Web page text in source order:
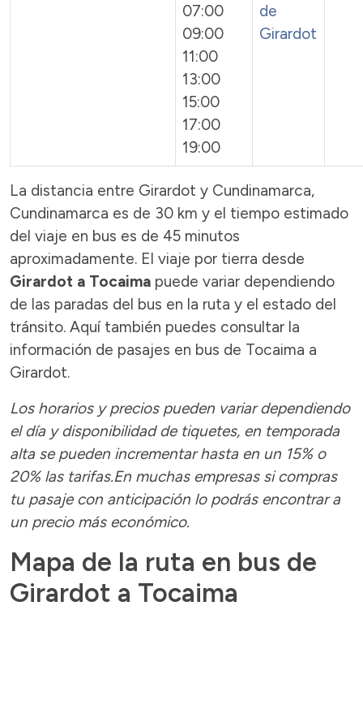
07:00
09:00
11:00
13:00
15:00
17:00
19:00
de
Girardot
La distancia entre Girardot y Cundinamarca,
Cundinamarca es de 30 km y el tiempo estimado
del viaje en bus es de 45 minutos
aproximadamente. El viaje por tierra desde
Girardot a Tocaima puede variar dependiendo
de las paradas del bus en la ruta y el estado del
tránsito. Aquí también puedes consultar la
información de pasajes en bus de Tocaima a
Girardot.
Los horarios y precios pueden variar dependiendo
el día y disponibilidad de tiquetes, en temporada
alta se pueden incrementar hasta en un 15% o
20% las tarifas.En muchas empresas si compras
tu pasaje con anticipación lo podrás encontrar a
un precio más económico.
Mapa de la ruta en bus de
Girardot a Tocaima